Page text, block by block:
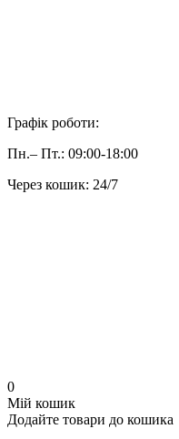
Графік роботи:
Пн.– Пт.: 09:00-18:00
Через кошик: 24/7
0
Мій кошик
Додайте товари до кошика